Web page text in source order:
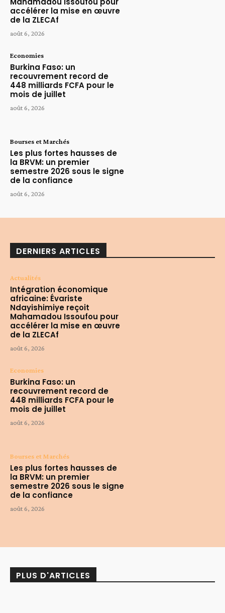
accélérer la mise en œuvre
de la ZLECAf
août 6, 2026
Economies
Burkina Faso: un
recouvrement record de
448 milliards FCFA pour le
mois de juillet
août 6, 2026
Bourses et Marchés
Les plus fortes hausses de
la BRVM: un premier
semestre 2026 sous le signe
de la confiance
août 6, 2026
DERNIERS ARTICLES
Actualités
Intégration économique
africaine: Évariste
Ndayishimiye reçoit
Mahamadou Issoufou pour
accélérer la mise en œuvre
de la ZLECAf
août 6, 2026
Economies
Burkina Faso: un
recouvrement record de
448 milliards FCFA pour le
mois de juillet
août 6, 2026
Bourses et Marchés
Les plus fortes hausses de
la BRVM: un premier
semestre 2026 sous le signe
de la confiance
août 6, 2026
PLUS D'ARTICLES